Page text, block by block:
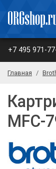
+7 495 971-
Главная
MFC-